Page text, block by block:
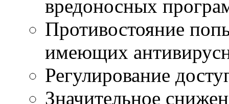
вредоносных
Противостояние
имеющих
Регулирование
Значительное